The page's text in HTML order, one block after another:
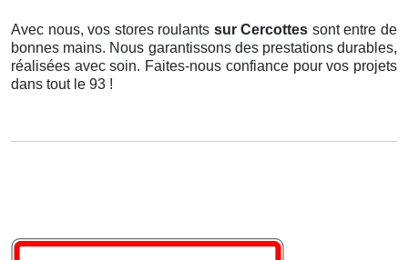
Avec nous, vos stores roulants sur Cercottes sont entre de
bonnes mains. Nous garantissons des prestations durables,
réalisées avec soin. Faites-nous confiance pour vos projets
dans tout le 93 !